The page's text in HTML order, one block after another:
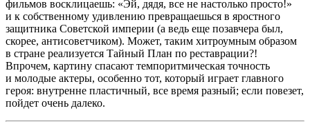
фильмов восклицаешь: «Эй, дядя, все не настолько просто!»
и к собственному удивлению превращаешься в яростного
защитника Советской империи (а ведь еще позавчера был,
скорее, антисоветчиком). Может, таким хитроумным образом
в стране реализуется Тайный План по реставрации?!
Впрочем, картину спасают темпоритмическая точность
и молодые актеры, особенно тот, который играет главного
героя: внутренне пластичный, все время разный; если повезет,
пойдет очень далеко.